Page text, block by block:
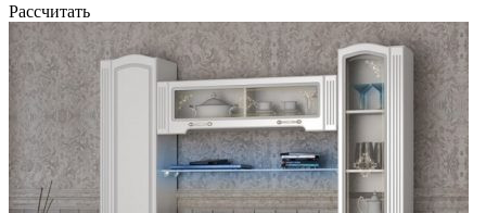
Рассчитать